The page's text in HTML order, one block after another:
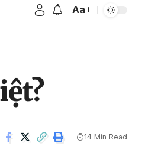
Aa
14 Min Read